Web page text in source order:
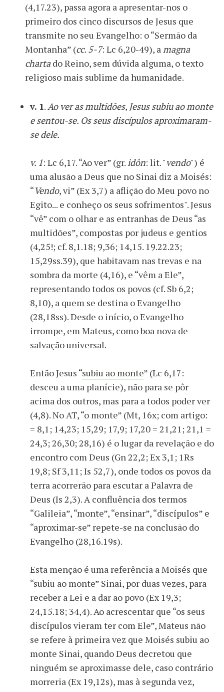
(4,17.23), passa agora a apresentar-nos o
primeiro dos cinco discursos de Jesus que
transmite no seu Evangelho: o “Sermão da
Montanha” (cc. 5-7: Lc 6,20-49), amagna
chartado Reino, sem dúvida alguma, o texto
religioso mais sublime da humanidade.
v. 1.Ao ver as multidões, Jesus subiu ao monte
e sentou-se. Os seus discípulos aproximaram-
se dele.
v. 1: Lc 6,17. “Ao ver” (gr. idôn: lit. "vendo") é
uma alusão a Deus que no Sinai diz a Moisés:
“Vendo, vi” (Ex 3,7) a aflição do Meu povo no
Egito... e conheço os seus sofrimentos". Jesus
“vê” com o olhar e as entranhas de Deus “as
multidões”, compostas por judeus e gentios
(4,25!; cf. 8,1.18; 9,36; 14,15. 19.22.23;
15,29ss.39), que habitavam nas trevas e na
sombra da morte (4,16), e “vêm a Ele”,
representando todos os povos (cf. Sb 6,2;
8,10), a quem se destina o Evangelho
(28,18ss). Desde o início, o Evangelho
irrompe, em Mateus, como boa nova de
salvação universal.
Então Jesus “subiu ao monte” (Lc 6,17:
desceu a uma planície), não para se pôr
acima dos outros, mas para a todos poder ver
(4,8). No AT, “o monte” (Mt, 16x; com artigo:
= 8,1; 14,23; 15,29; 17,9; 17,20 = 21,21; 21,1 =
24,3; 26,30; 28,16) é o lugar da revelação e do
encontro com Deus (Gn 22,2; Ex 3,1; 1Rs
19,8; Sf 3,11; Is 52,7), onde todos os povos da
terra acorrerão para escutar a Palavra de
Deus (Is 2,3). A confluência dos termos
“Galileia”, “monte”, “ensinar”, “discípulos” e
“aproximar-se” repete-se na conclusão do
Evangelho (28,16.19s).
Esta menção é uma referência a Moisés que
“subiu ao monte” Sinai, por duas vezes, para
receber a Lei e a dar ao povo (Ex 19,3;
24,15.18; 34,4). Ao acrescentar que “os seus
discípulos vieram ter com Ele”, Mateus não
se refere à primeira vez que Moisés subiu ao
monte Sinai, quando Deus decretou que
ninguém se aproximasse dele, caso contrário
morreria (Ex 19,12s), mas à segunda vez,